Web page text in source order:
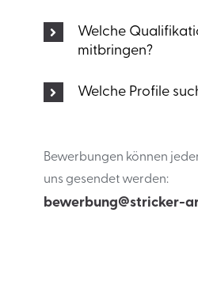
Welche
mitbringen?
Welche Profile
Bewerbungen können
uns gesendet werden:
bewerbung@stricker-